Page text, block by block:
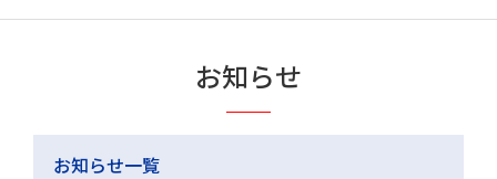
お知らせ
お知らせ一覧